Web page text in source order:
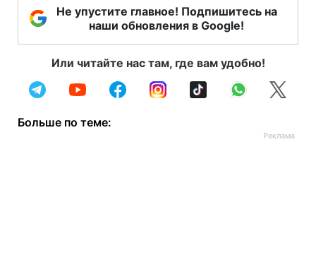
Не упустите главное! Подпишитесь на
наши обновления в Google!
Или читайте нас там, где вам удобно!
Больше по теме: